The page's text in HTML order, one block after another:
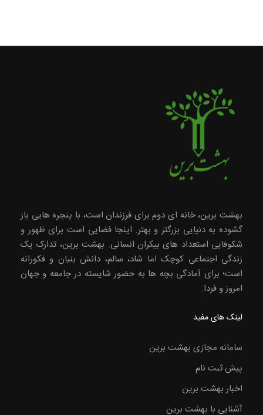
بهشت برین، خانه ای دوم برای فرزندان است، با پنجره هایی باز
گشوده به دنیایی بزرگتر و بهتر. اینجا فضایی است برای ظهور و
شکوفایی استعداد های بیکران انسانی. بهشت برین، تدارک یک
زندگی اجتماعی کوچک اما شاد، سالم، دانش بنیان و فکورانه
است؛ برای آمادگی بچه ها به حضور شایسته در جامعه و جهان
امروز و فردا.
لینک های مفید
سامانه مجازی بهشت برین
پیش ثبت نام
اخبار بهشت برین
آشنایی با بهشت برین